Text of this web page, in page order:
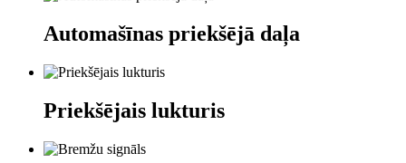
Automašīnas priekšējā daļa
Priekšējais lukturis